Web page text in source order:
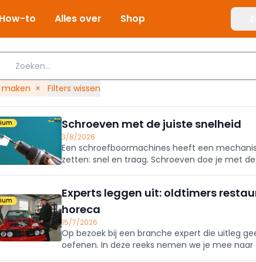
to Alles over Shop
× Filters wissen
Schroeven met de juiste snelheid
3/8/2026
Een schroefboormachines heeft een
zetten: snel en traag. Schroeven doe je met
Experts leggen uit: oldtimers
horeca
15/7/2026
Op bezoek bij een branche expert die uitleg
oefenen. In deze reeks nemen we je mee